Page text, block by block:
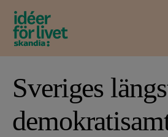
Sveriges